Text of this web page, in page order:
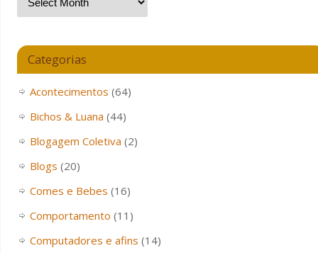
Categorias
Acontecimentos (64)
Bichos & Luana (44)
Blogagem Coletiva (2)
Blogs (20)
Comes e Bebes (16)
Comportamento (11)
Computadores e afins (14)